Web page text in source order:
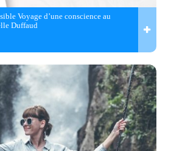
Voyage d’une conscience au
Duffaud